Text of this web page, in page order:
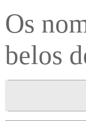
Os
belos